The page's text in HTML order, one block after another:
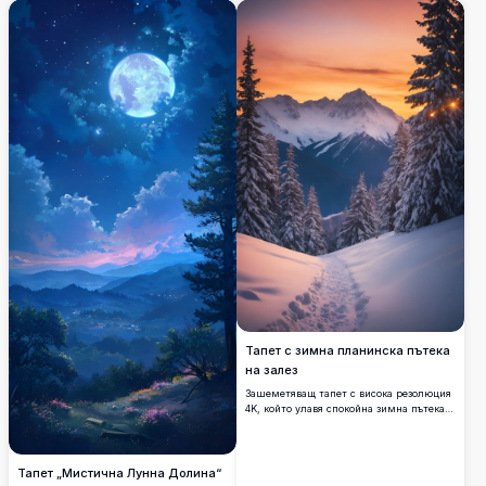
облаци.
Тапет „Мистична Лунна Долина“
Тапет с зимна планинска пътека
на залез
Зашеметяващ тапет с висока резолюция
4K, който улавя спокойна зимна пътека,